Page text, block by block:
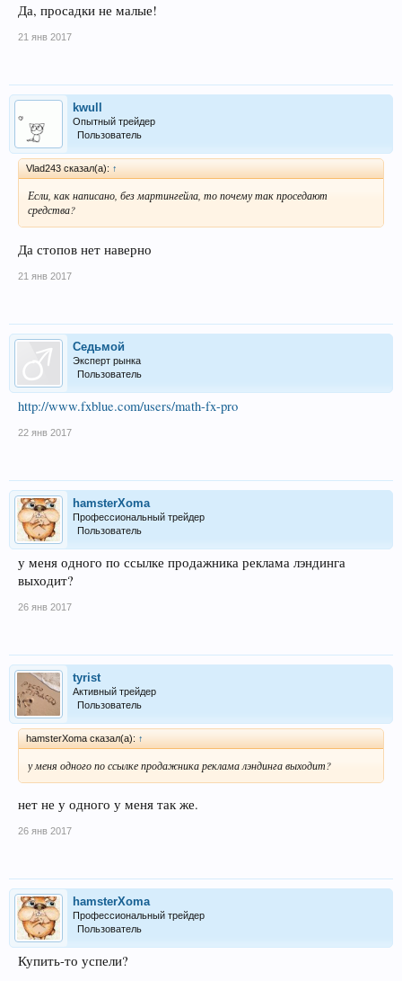
Да, просадки не малые!
21 янв 2017
kwull
Опытный трейдер
Пользователь
Vlad243 сказал(а): ↑
Если, как написано, без мартингейла, то почему так проседают
средства?
Да стопов нет наверно
21 янв 2017
Седьмой
Эксперт рынка
Пользователь
http://www.fxblue.com/users/math-fx-pro
22 янв 2017
hamsterXoma
Профессиональный трейдер
Пользователь
у меня одного по ссылке продажника реклама лэндинга
выходит?
26 янв 2017
tyrist
Активный трейдер
Пользователь
hamsterXoma сказал(а): ↑
у меня одного по ссылке продажника реклама лэндинга выходит?
нет не у одного у меня так же.
26 янв 2017
hamsterXoma
Профессиональный трейдер
Пользователь
Купить-то успели?